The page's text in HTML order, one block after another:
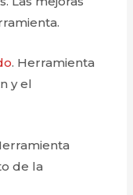
. Herramienta
y el
de la